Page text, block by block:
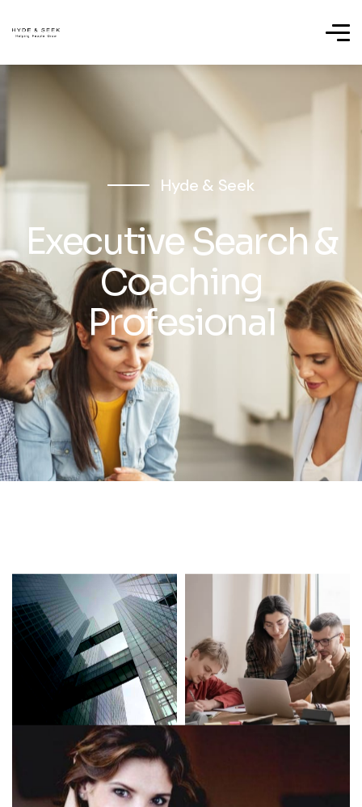
Hyde & Seek
Executive Search &
Coaching
Profesional